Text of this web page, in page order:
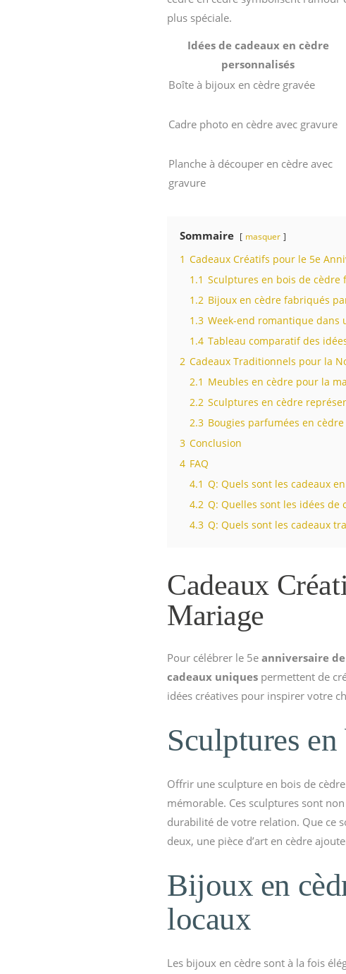
plus spéciale.
Idées de cadeaux en cèdre
personnalisés
Boîte à bijoux en cèdre gravée
Cadre photo en cèdre avec gravure
Planche à découper en cèdre avec
gravure
Sommaire masquer
1 Cadeaux Créatifs pour le 5e
1.1 Sculptures en bois de cèdre
1.2 Bijoux en cèdre fabriqués
1.3 Week-end romantique dans
1.4 Tableau comparatif des
2 Cadeaux Traditionnels pour la
2.1 Meubles en cèdre pour la
2.2 Sculptures en cèdre
2.3 Bougies parfumées en cèdre
3 Conclusion
4 FAQ
4.1 Q: Quels sont les cadeaux
4.2 Q: Quelles sont les idées de
4.3 Q: Quels sont les cadeaux
Cadeaux
Mariage
Pour célébrer le 5e anniversaire
cadeaux uniques permettent de
idées créatives pour inspirer votre
Sculptures
Offrir une sculpture en bois de
mémorable. Ces sculptures sont
durabilité de votre relation. Que ce
deux, une pièce d’art en cèdre
Bijoux en
locaux
Les bijoux en cèdre sont à la fois